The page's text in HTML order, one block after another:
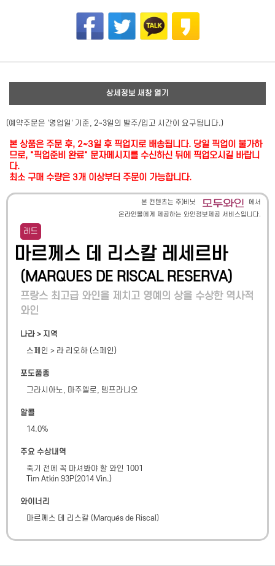
상세정보 새창 열기
(예약주문은 '영업일' 기준, 2~3일의 발주/입고 시간이 요구됩니다.)
본 상품은 주문 후, 2~3일 후 픽업지로 배송됩니다. 당일 픽업이 불가하
므로, "픽업준비 완료" 문자메시지를 수신하신 뒤에 픽업오시길 바랍니
다.
최소 구매 수량은 3개 이상부터 주문이 가능합니다.
본 컨텐츠는 주)비닛
에서
온라인몰에게 제공하는 와인정보제공 서비스입니다.
레드
마르께스 데 리스칼 레세르바
(MARQUES DE RISCAL RESERVA)
프랑스 최고급 와인을 제치고 영예의 상을 수상한 역사적
와인
나라 > 지역
스페인 > 라 리오하 (스페인)
포도품종
그라시아노, 마주엘로, 템프라니오
알콜
14.0%
주요 수상내역
죽기 전에 꼭 마셔봐야 할 와인 1001
Tim Atkin 93P(2014 Vin.)
와이너리
마르께스 데 리스칼 ( Marqués de Riscal )